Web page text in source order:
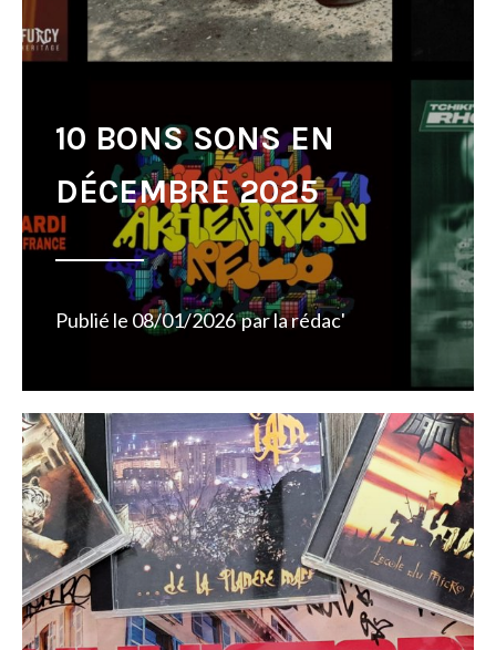
10 BONS SONS EN
DÉCEMBRE 2025
Publié le 08/01/2026 parla rédac'